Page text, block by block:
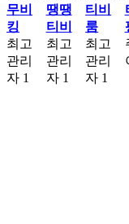
무비
킹
최고
관리
자 1
땡땡
티비
최고
관리
자 1
티비
룸
최고
관리
자 1